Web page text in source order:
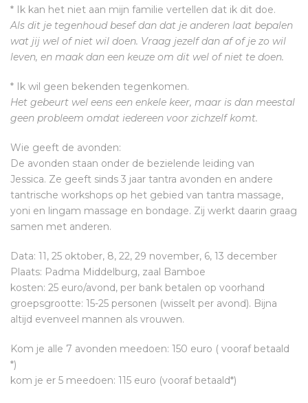
* Ik kan het niet aan mijn familie vertellen dat ik dit doe.
Als dit je tegenhoud besef dan dat je anderen laat bepalen
wat jij wel of niet wil doen. Vraag jezelf dan af of je zo wil
leven, en maak dan een keuze om dit wel of niet te doen.
* Ik wil geen bekenden tegenkomen.
Het gebeurt wel eens een enkele keer, maar is dan meestal
geen probleem omdat iedereen voor zichzelf komt.
Wie geeft de avonden:
De avonden staan onder de bezielende leiding van
Jessica. Ze geeft sinds 3 jaar tantra avonden en andere
tantrische workshops op het gebied van tantra massage,
yoni en lingam massage en bondage. Zij werkt daarin graag
samen met anderen.
Data: 11, 25 oktober, 8, 22, 29 november, 6, 13 december
Plaats: Padma Middelburg, zaal Bamboe
kosten: 25 euro/avond, per bank betalen op voorhand
groepsgrootte: 15-25 personen (wisselt per avond). Bijna
altijd evenveel mannen als vrouwen.
Kom je alle 7 avonden meedoen: 150 euro ( vooraf betaald
*)
kom je er 5 meedoen: 115 euro (vooraf betaald*)